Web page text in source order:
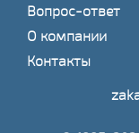
Вопрос-ответ
О компании
Контакты